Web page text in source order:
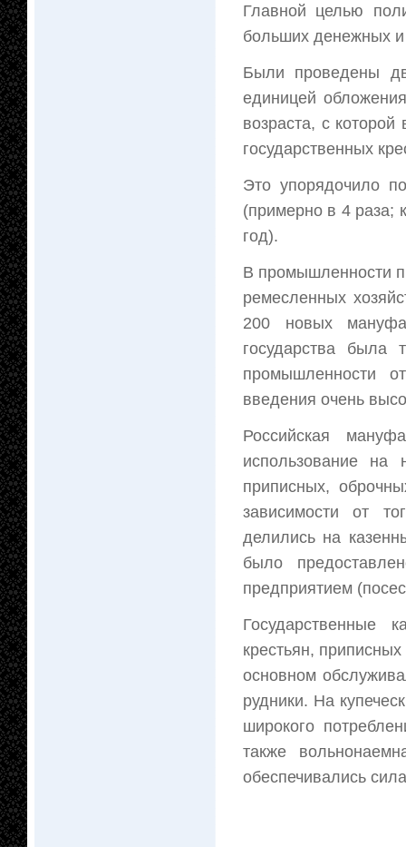
Главной целью
больших денежных и
Были проведены
единицей
возраста, с
государственных
Это упорядочило
(примерно в 4 раза;
год).
В промышленности
ремесленных
200 новых
государства была
промышленности
введения очень
Российская
использование на
приписных,
зависимости от
делились на
было
предприятием
Государственные
крестьян,
основном
рудники. На
широкого
также
обеспечивались